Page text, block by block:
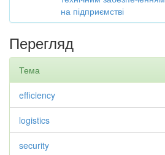
на підприємстві
Перегляд
Тема
efficiency
logistics
security